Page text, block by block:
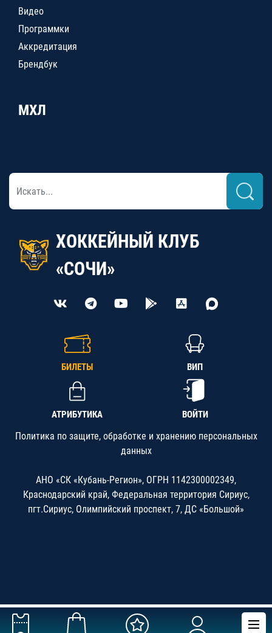
Видео
Программки
Аккредитация
Брендбук
МХЛ
ХОККЕЙНЫЙ КЛУБ
«СОЧИ»
БИЛЕТЫ ВИП
АТРИБУТИКА ВОЙТИ
Политика по защите, обработке и хранению персональных
данных
АНО «СК «Кубань-Регион», ОГРН 1142300002349,
Краснодарский край, Федеральная территория Сириус,
пгт.Сириус, Олимпийский проспект, 7, ДС «Большой»